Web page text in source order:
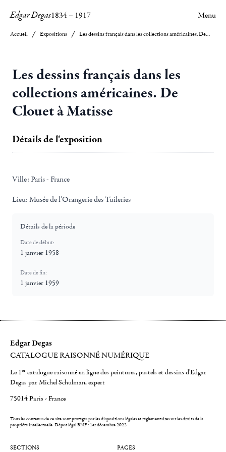
Edgar Degas1834– 1917 Menu
Accueil Expositions Les dessins français dans les collections américaines. De Clouet à Matisse
Les dessins français dans les
collections américaines. De
Clouet à Matisse
Détails de l'exposition
Ville: Paris - France
Lieu: Musée de l'Orangerie des Tuileries
Détails de la période
Date de début:
1 janvier 1958
Date de fin:
1 janvier 1959
Edgar Degas
CATALOGUE RAISONNÉ NUMÉRIQUE
Le 1er catalogue raisonné en ligne des peintures, pastels et dessins d'Edgar
Degas par Michel Schulman, expert
75014 Paris - France
Tous les contenus de ce site sont protégés par les dispositions légales et réglementaires sur les droits de la
propriété intellectuelle.Dépot légal BNF : 1er décembre 2022
SECTIONS PAGES